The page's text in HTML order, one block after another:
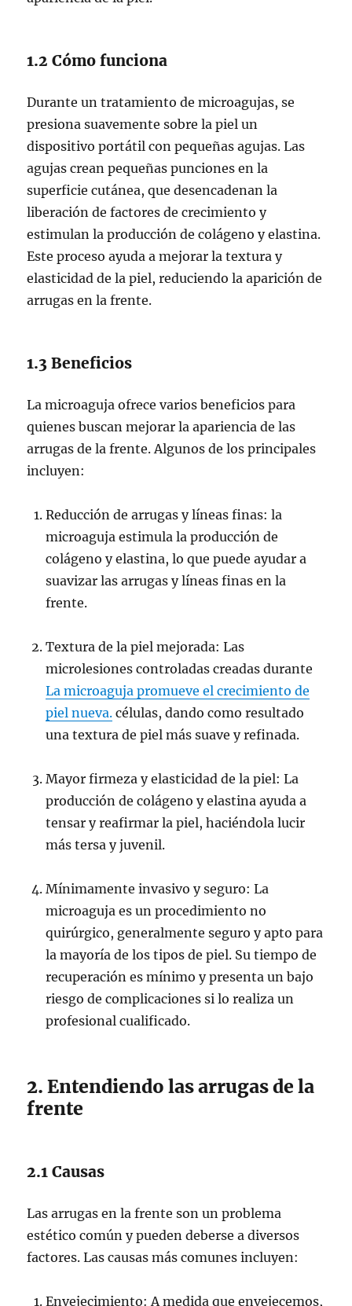
1.2 Cómo funciona
Durante un tratamiento de microagujas, se
presiona suavemente sobre la piel un
dispositivo portátil con pequeñas agujas. Las
agujas crean pequeñas punciones en la
superficie cutánea, que desencadenan la
liberación de factores de crecimiento y
estimulan la producción de colágeno y elastina.
Este proceso ayuda a mejorar la textura y
elasticidad de la piel, reduciendo la aparición de
arrugas en la frente.
1.3 Beneficios
La microaguja ofrece varios beneficios para
quienes buscan mejorar la apariencia de las
arrugas de la frente. Algunos de los principales
incluyen:
Reducción de arrugas y líneas finas: la
microaguja estimula la producción de
colágeno y elastina, lo que puede ayudar a
suavizar las arrugas y líneas finas en la
frente.
Textura de la piel mejorada: Las
microlesiones controladas creadas durante
La microaguja promueve el crecimiento de
piel nueva. células, dando como resultado
una textura de piel más suave y refinada.
Mayor firmeza y elasticidad de la piel: La
producción de colágeno y elastina ayuda a
tensar y reafirmar la piel, haciéndola lucir
más tersa y juvenil.
Mínimamente invasivo y seguro: La
microaguja es un procedimiento no
quirúrgico, generalmente seguro y apto para
la mayoría de los tipos de piel. Su tiempo de
recuperación es mínimo y presenta un bajo
riesgo de complicaciones si lo realiza un
profesional cualificado.
2. Entendiendo las arrugas de la
frente
2.1 Causas
Las arrugas en la frente son un problema
estético común y pueden deberse a diversos
factores. Las causas más comunes incluyen:
Envejecimiento: A medida que envejecemos,